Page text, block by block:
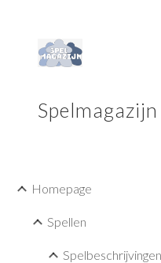
Spelmagazijn
Homepage
Spellen
Spelbeschrijvingen